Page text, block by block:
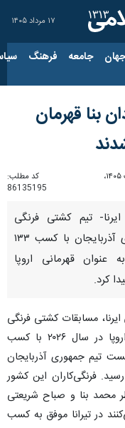
۱۷ مرداد ۱۴۰۵
جامعه فرهنگ
بنا قهرمان
۳ اردیبهشت ۱۴۰۵،
کد مطلب:
86135195
تیم کشتی فرنگی
جمهوری آذربایجان با کسب ۱۳۳
به عنوان قهرمانی اروپا
کرد.
مسابقات کشتی فرنگی
قهرمانی اروپا در سال ۲۰۲۶ با کسب
تیم جمهوری آذربایجان
فرنگی‌کاران این کشور
محمد بنا و صباح شریعتی
در تیرانا موفق به کسب